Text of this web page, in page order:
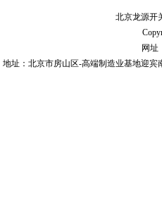
北京龙源开
网址
地址：北京市房山区-高端制造业基地迎宾